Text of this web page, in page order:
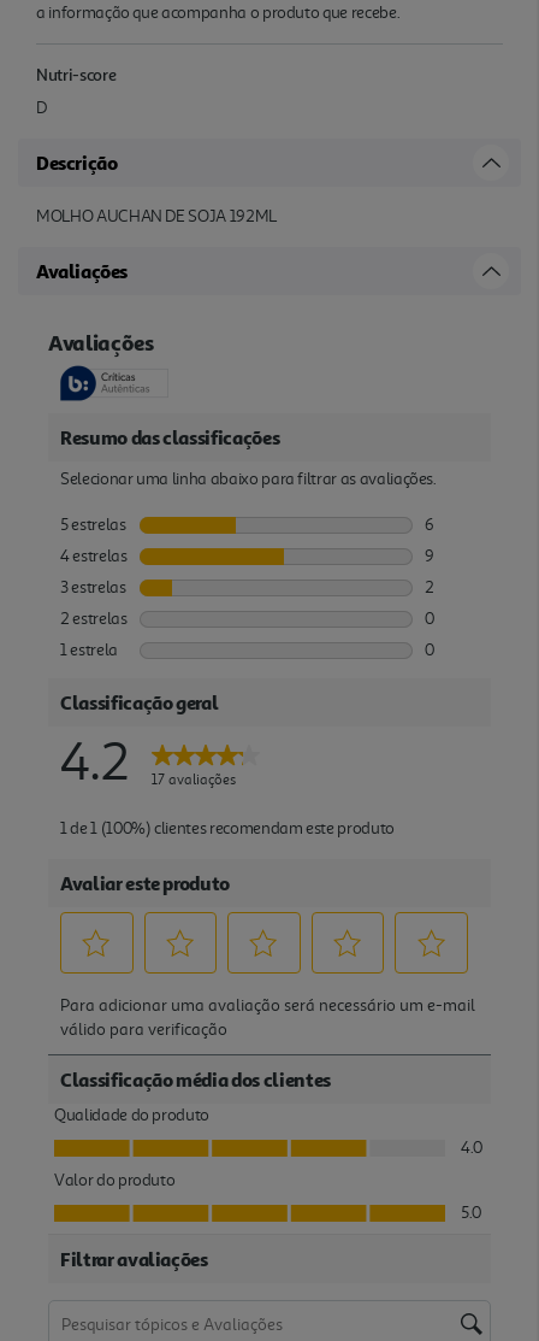
a informação que acompanha o produto que recebe.
Nutri-score
D
Descrição
MOLHO AUCHAN DE SOJA 192ML
Avaliações